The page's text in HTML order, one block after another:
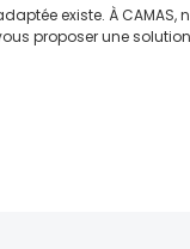
existe. À
proposer une